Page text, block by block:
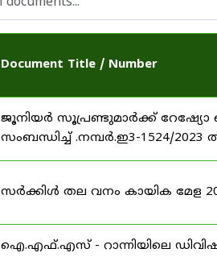
Document Title / Number
ജൂനിയർ സൂപ്രണ്ടുമാർക്ക് റേഷ്യോ
സംബന്ധിച്ച് .നമ്പർ.ഇ3-1524/2023
സർക്കിൾ തല വനം കായിക മേള
ഐ.എഫ്.എസ് - റാന്നിയിലെ